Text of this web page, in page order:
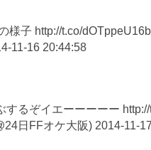
様子 http://t.co/dOTppeU16b
11-16 20:44:58
するぞイエーーーーー
日FFオケ大阪) 2014-11-